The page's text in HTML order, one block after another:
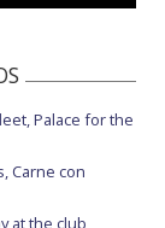
Palace for the
Carne con
at the club